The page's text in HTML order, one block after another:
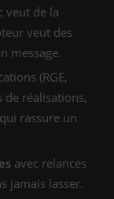
veut de la
veut des
message.
(RGE,
de réalisations,
rassure un
avec relances
jamais lasser.